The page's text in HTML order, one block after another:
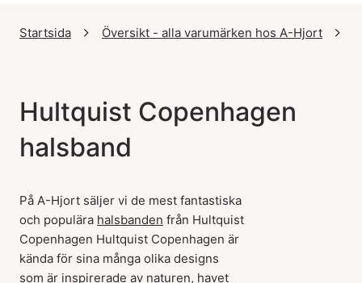
Startsida Översikt - alla varumärken hos A-Hjort
Hultquist Copenhagen
halsband
På A-Hjort säljer vi de mest fantastiska
och populära halsbanden från Hultquist
Copenhagen Hultquist Copenhagen är
kända för sina många olika designs
som är inspirerade av naturen, havet